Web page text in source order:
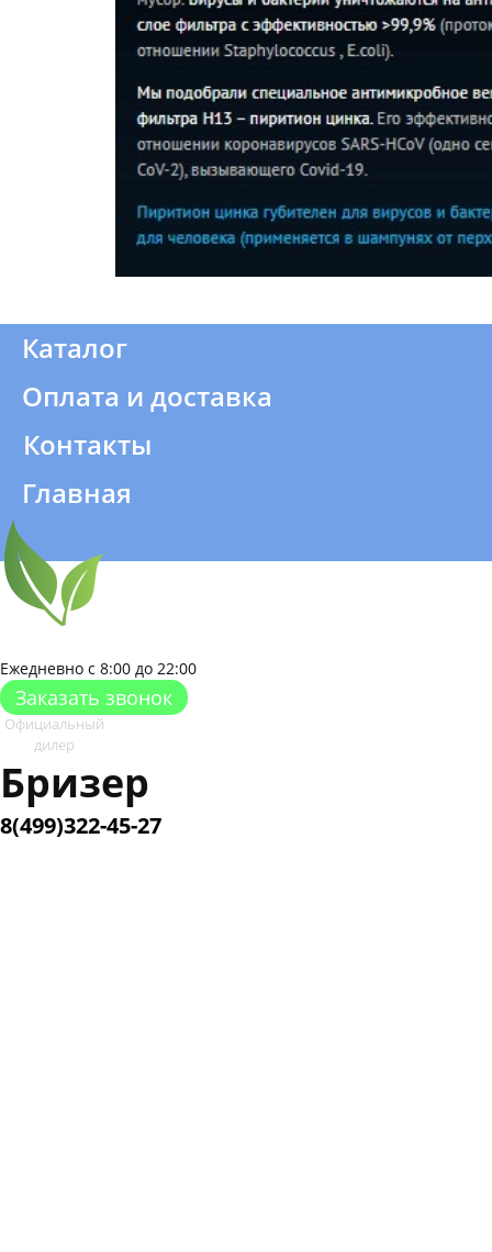
Каталог
Оплата и доставка
Контакты
Главная
Ежедневно с 8:00 до 22:00
Заказать звонок
Официальный
дилер
Бризер
8(499)322-45-27